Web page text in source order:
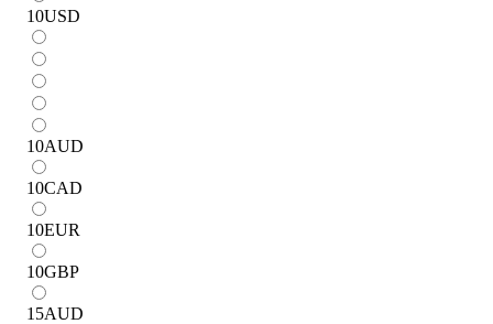
10USD
10AUD
10CAD
10EUR
10GBP
15AUD